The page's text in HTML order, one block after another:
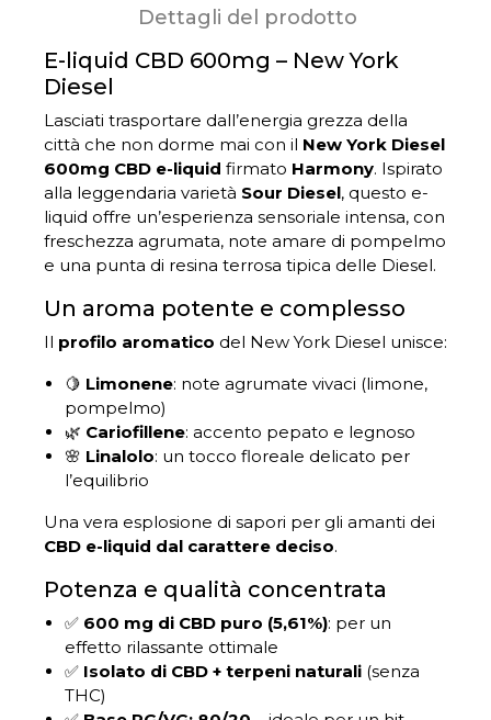
Dettagli del prodotto
E-liquid CBD 600mg – New York
Diesel
Lasciati trasportare dall’energia grezza della
città che non dorme mai con il New York Diesel
600mg CBD e-liquid firmato Harmony. Ispirato
alla leggendaria varietà Sour Diesel, questo e-
liquid offre un’esperienza sensoriale intensa, con
freschezza agrumata, note amare di pompelmo
e una punta di resina terrosa tipica delle Diesel.
Un aroma potente e complesso
Il profilo aromatico del New York Diesel unisce:
🍋 Limonene: note agrumate vivaci (limone,
pompelmo)
🌿 Cariofillene: accento pepato e legnoso
🌸 Linalolo: un tocco floreale delicato per
l’equilibrio
Una vera esplosione di sapori per gli amanti dei
CBD e-liquid dal carattere deciso.
Potenza e qualità concentrata
✅ 600 mg di CBD puro (5,61%): per un
effetto rilassante ottimale
✅ Isolato di CBD + terpeni naturali(senza
THC)